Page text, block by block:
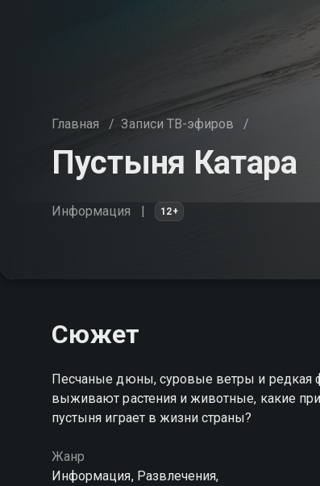
Главная / Записи ТВ-эфиров /
Пустыня Катара
Информация 12+
Сюжет
Песчаные дюны, суровые ветры и редкая
выживают растения и животные, какие
пустыня играет в жизни страны?
Жанр
Информация, Развлечения,